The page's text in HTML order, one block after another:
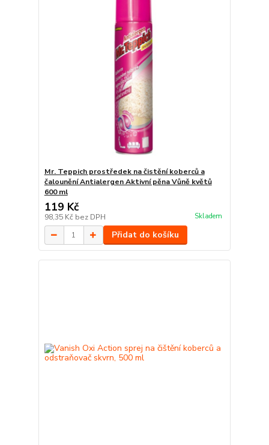
Mr. Teppich prostředek na čistění koberců a
čalounění Antialergen Aktivní pěna Vůně květů
600 ml
119 Kč
98,35 Kč bez DPH Skladem
Přidat do košíku